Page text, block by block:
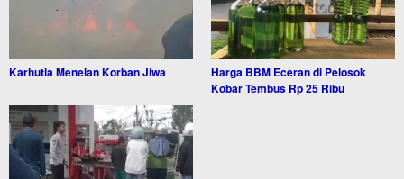
Karhutla Menelan Korban Jiwa
Harga BBM Eceran di Pelosok
Kobar Tembus Rp 25 Ribu